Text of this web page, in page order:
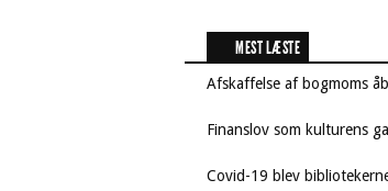
MEST LÆSTE
Afskaffelse af bogmoms
Finanslov som kulturens
Covid-19 blev